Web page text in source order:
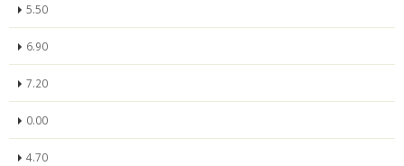
5.50
6.90
7.20
0.00
4.70